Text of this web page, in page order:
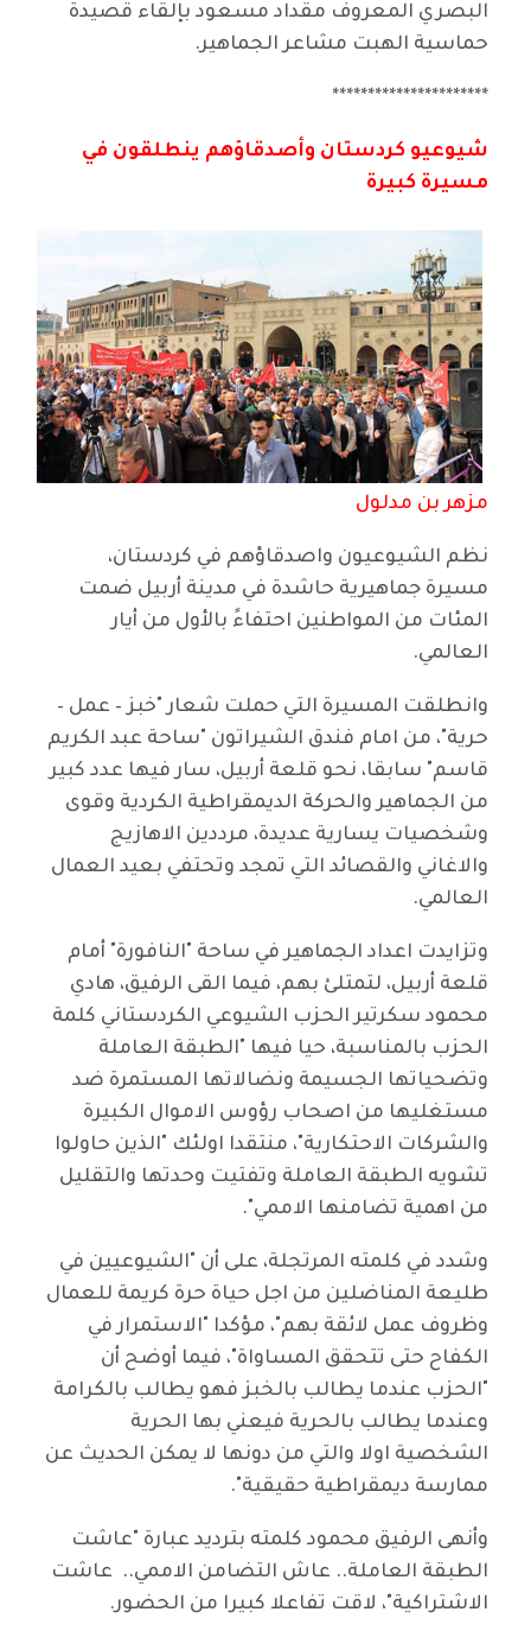
البصري المعروف مقداد مسعود بإلقاء قصيدة
حماسية الهبت مشاعر الجماهير.
**********************
شيوعيو كردستان وأصدقاؤهم ينطلقون في
مسيرة كبيرة
مزهر بن مدلول
نظم الشيوعيون واصدقاؤهم في كردستان،
مسيرة جماهيرية حاشدة في مدينة أربيل ضمت
المئات من المواطنين احتفاءً بالأول من أيار
العالمي.
وانطلقت المسيرة التي حملت شعار "خبز – عمل –
حرية"، من امام فندق الشيراتون "ساحة عبد الكريم
قاسم" سابقا، نحو قلعة أربيل، سار فيها عدد كبير
من الجماهير والحركة الديمقراطية الكردية وقوى
وشخصيات يسارية عديدة، مرددين الاهازيج
والاغاني والقصائد التي تمجد وتحتفي بعيد العمال
العالمي.
وتزايدت اعداد الجماهير في ساحة "النافورة" أمام
قلعة أربيل، لتمتلئ بهم، فيما القى الرفيق، هادي
محمود سكرتير الحزب الشيوعي الكردستاني كلمة
الحزب بالمناسبة، حيا فيها "الطبقة العاملة
وتضحياتها الجسيمة ونضالاتها المستمرة ضد
مستغليها من اصحاب رؤوس الاموال الكبيرة
والشركات الاحتكارية"، منتقدا اولئك "الذين حاولوا
تشويه الطبقة العاملة وتفتيت وحدتها والتقليل
من اهمية تضامنها الاممي".
وشدد في كلمته المرتجلة، على أن "الشيوعيين في
طليعة المناضلين من اجل حياة حرة كريمة للعمال
وظروف عمل لائقة بهم"، مؤكدا "الاستمرار في
الكفاح حتى تتحقق المساواة"، فيما أوضح أن
"الحزب عندما يطالب بالخبز فهو يطالب بالكرامة
وعندما يطالب بالحرية فيعني بها الحرية
الشخصية اولا والتي من دونها لا يمكن الحديث عن
ممارسة ديمقراطية حقيقية".
وأنهى الرفيق محمود كلمته بترديد عبارة "عاشت
الطبقة العاملة.. عاش التضامن الاممي.. عاشت
الاشتراكية"، لاقت تفاعلا كبيرا من الحضور.